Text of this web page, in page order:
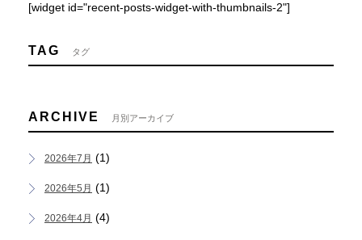
[widget id="recent-posts-widget-with-thumbnails-2"]
TAG タグ
ARCHIVE 月別アーカイブ
2026年7月 (1)
2026年5月 (1)
2026年4月 (4)